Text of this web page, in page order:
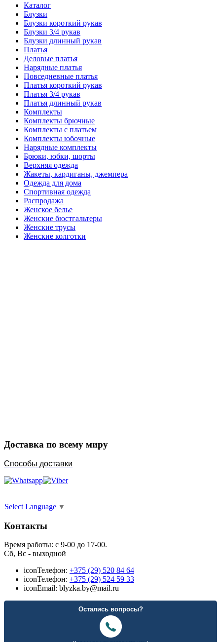
Каталог
Блузки
Блузки короткий рукав
Блузки 3/4 рукав
Блузки длинный рукав
Платья
Деловые платья
Нарядные платья
Повседневные платья
Платья короткий рукав
Платья 3/4 рукав
Платья длинный рукав
Комплекты
Комплекты брючные
Комплекты с платьем
Комплекты юбочные
Нарядные комплекты
Брюки, юбки, шорты
Верхняя одежда
Жакеты, кардиганы, джемпера
Одежда для дома
Спортивная одежда
Распродажа
Женское белье
Женские бюстгальтеры
Женские трусы
Женские колготки
Доставка по всему миру
Способы доставки
Select Language ▼
Контакты
Время работы: с 9-00 до 17-00.
Сб, Вс - выходной
iconТелефон: +375 (29) 520 84 64
iconТелефон: +375 (29) 524 59 33
iconEmail: blyzka.by@mail.ru